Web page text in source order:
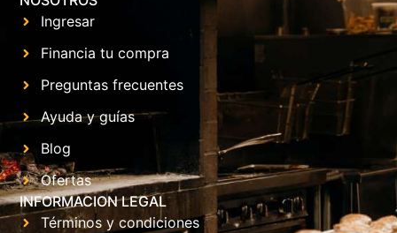
Ingresar
Financia tu compra
Preguntas frecuentes
Ayuda y guías
Blog
Ofertas
INFORMACION LEGAL
Términos y condiciones